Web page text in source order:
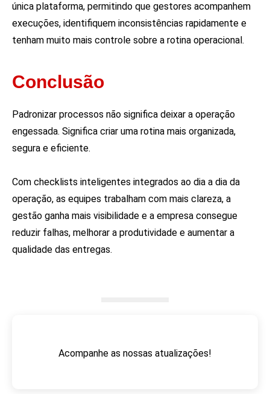
única plataforma, permitindo que gestores acompanhem
execuções, identifiquem inconsistências rapidamente e
tenham muito mais controle sobre a rotina operacional.
Conclusão
Padronizar processos não significa deixar a operação
engessada. Significa criar uma rotina mais organizada,
segura e eficiente.
Com checklists inteligentes integrados ao dia a dia da
operação, as equipes trabalham com mais clareza, a
gestão ganha mais visibilidade e a empresa consegue
reduzir falhas, melhorar a produtividade e aumentar a
qualidade das entregas.
Acompanhe as nossas atualizações!